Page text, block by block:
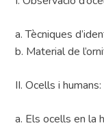
a. Tècniques
b. Material de
II. Ocells i humans:
a. Els ocells en la